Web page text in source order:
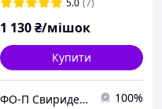
5.0 (7)
1 130₴/мішок
Купити
ФО-П Свириденко С. Л. 100%